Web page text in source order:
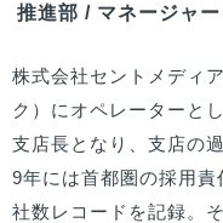
推進部 / マネージャー
株式会社セントメディ
ク）にオペレーターと
支店長となり、支店の
9年には首都圏の採用責
社数レコードを記録。